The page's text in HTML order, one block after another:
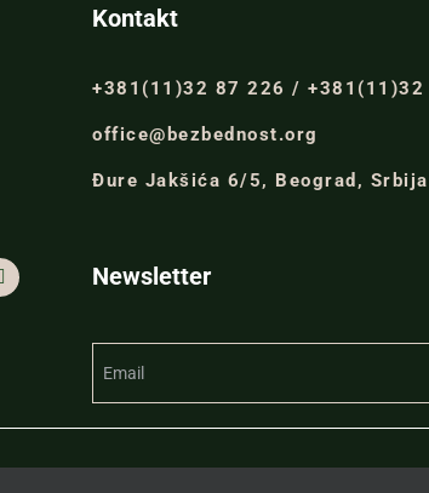
Kontakt
+381(11)32 87 226 / +381(11)32
office@bezbednost.org
Đure Jakšića 6/5, Beograd, Srbija
Newsletter